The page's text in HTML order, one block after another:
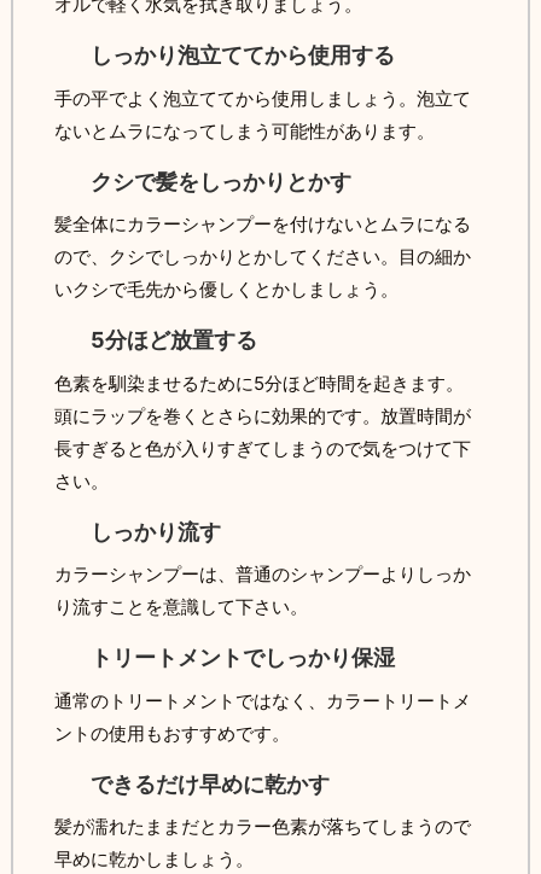
オルで軽く水気を拭き取りましょう。
しっかり泡立ててから使用する
手の平でよく泡立ててから使用しましょう。泡立て
ないとムラになってしまう可能性があります。
クシで髪をしっかりとかす
髪全体にカラーシャンプーを付けないとムラになる
ので、クシでしっかりとかしてください。目の細か
いクシで毛先から優しくとかしましょう。
5分ほど放置する
色素を馴染ませるために5分ほど時間を起きます。
頭にラップを巻くとさらに効果的です。放置時間が
長すぎると色が入りすぎてしまうので気をつけて下
さい。
しっかり流す
カラーシャンプーは、普通のシャンプーよりしっか
り流すことを意識して下さい。
トリートメントでしっかり保湿
通常のトリートメントではなく、カラートリートメ
ントの使用もおすすめです。
できるだけ早めに乾かす
髪が濡れたままだとカラー色素が落ちてしまうので
早めに乾かしましょう。